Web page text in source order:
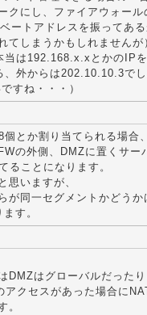
クにし、ファイアウォー
ートアドレスを振ってあ
てしまうかもしれません
は192.168.x.xとかのIP
外からは202.10.10.3でし
すね・・・）
とか割り当てられる場合、
の外側、DMZに置くサー
ることになります。
思いますが、
が同一セグメントかどうか
す。
DMZはグローバルだった
クセスがあった場合に
。